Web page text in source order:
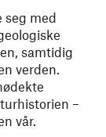
seg med
samtidig
verden.
–
vår.